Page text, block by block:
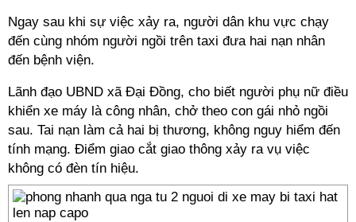
Ngay sau khi sự việc xảy ra, người dân khu vực chạy
đến cùng nhóm người ngồi trên taxi đưa hai nạn nhân
đến bệnh viện.
Lãnh đạo UBND xã Đại Đồng, cho biết người phụ nữ điều
khiển xe máy là công nhân, chở theo con gái nhỏ ngồi
sau. Tai nạn làm cả hai bị thương, không nguy hiểm đến
tính mạng. Điểm giao cắt giao thông xảy ra vụ việc
không có đèn tín hiệu.